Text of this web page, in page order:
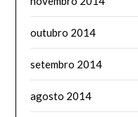
outubro 2014
setembro 2014
agosto 2014